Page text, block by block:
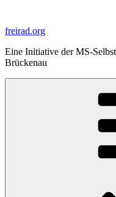
springen
freirad.org
Eine Initiative der MS-
Brückenau